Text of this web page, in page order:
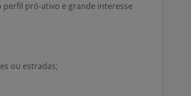
perfil pró-ativo e grande interesse
ou estradas;